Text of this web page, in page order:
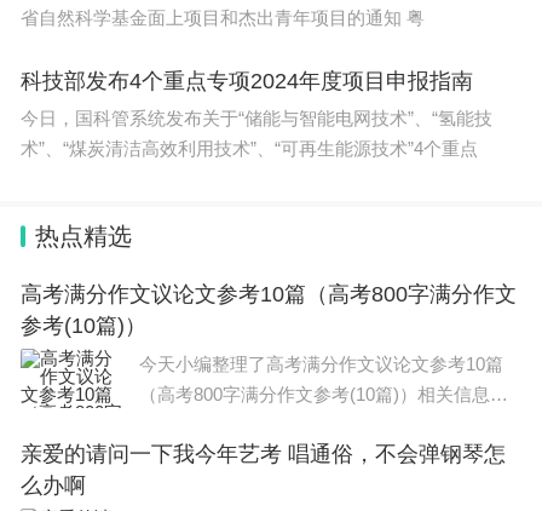
（二）新车购买
的新能源汽车车型目录》的乘用车或2.0升及以下排
量燃油乘用车，应当取得本市汽车销售机构开具的
证书》。
车主购买补贴受理地为新车《机动车销售统一发
票》的开具地。
（三）补贴申请
提交补贴申请采用线上办理的方式，主要途径有
两个：
1.手机端可通过支付宝、抖音、微信、云闪付等
省自然科学基金面上项目和杰出青年项目的通知 粤
科技部发布4个重点专项2024年度项目申报指南
今日，国科管系统发布关于“储能与智能电网技术”、“氢能技
术”、“煤炭清洁高效利用技术”、“可再生能源技术”4个重点
热点精选
高考满分作文议论文参考10篇（高考800字满分作文
参考(10篇)）
今天小编整理了高考满分作文议论文参考10篇
（高考800字满分作文参考(10篇)）相关信息，
文占分高达60，超过了整个语文总分的三分之
亲爱的请问一下我今年艺考 唱通俗，不会弹钢琴怎
么办啊